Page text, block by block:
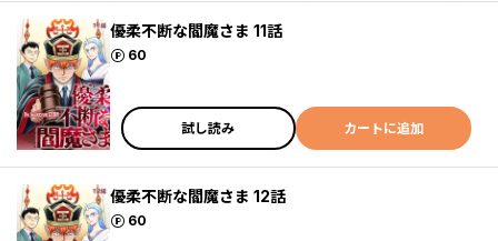
優柔不断な閻魔さま 11話
60
ポイント
試し読み カートに追加
優柔不断な閻魔さま 12話
60
ポイント